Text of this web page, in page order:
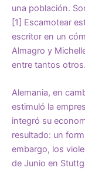
una población.
[1] Escamotear
escritor en un
Almagro y
entre tantos otros.
Alemania, en
estimuló la
integró su
resultado: un
embargo, los
de Junio en